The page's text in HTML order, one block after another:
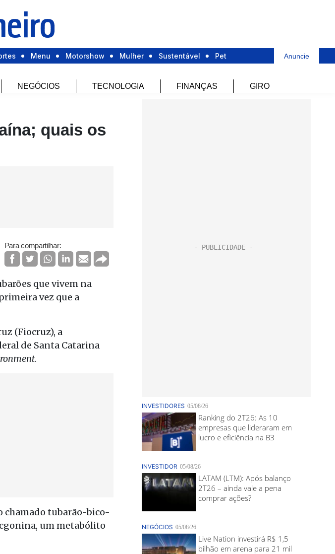
Menu Motorshow Mulher Sustentável Pet Anuncie
NEGÓCIOS TECNOLOGIA FINANÇAS GIRO
quais os
Para compartilhar:
que vivem na
vez que a
(Fiocruz), a
de Santa Catarina
.
chamado tubarão-bico-
um metabólito